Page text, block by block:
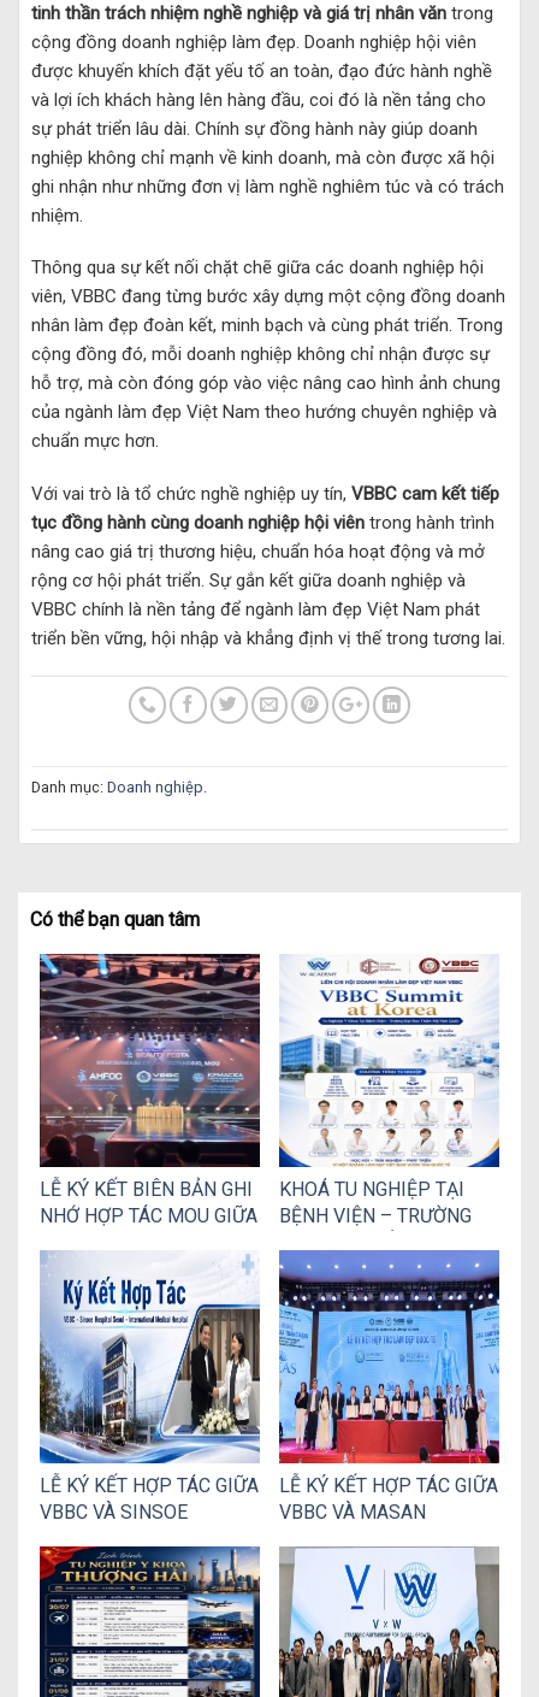
tinh thần trách nhiệm nghề nghiệp và giá trị nhân văn trong
cộng đồng doanh nghiệp làm đẹp. Doanh nghiệp hội viên
được khuyến khích đặt yếu tố an toàn, đạo đức hành nghề
và lợi ích khách hàng lên hàng đầu, coi đó là nền tảng cho
sự phát triển lâu dài. Chính sự đồng hành này giúp doanh
nghiệp không chỉ mạnh về kinh doanh, mà còn được xã hội
ghi nhận như những đơn vị làm nghề nghiêm túc và có trách
nhiệm.
Thông qua sự kết nối chặt chẽ giữa các doanh nghiệp hội
viên, VBBC đang từng bước xây dựng một cộng đồng doanh
nhân làm đẹp đoàn kết, minh bạch và cùng phát triển. Trong
cộng đồng đó, mỗi doanh nghiệp không chỉ nhận được sự
hỗ trợ, mà còn đóng góp vào việc nâng cao hình ảnh chung
của ngành làm đẹp Việt Nam theo hướng chuyên nghiệp và
chuẩn mực hơn.
Với vai trò là tổ chức nghề nghiệp uy tín, VBBC cam kết tiếp
tục đồng hành cùng doanh nghiệp hội viên trong hành trình
nâng cao giá trị thương hiệu, chuẩn hóa hoạt động và mở
rộng cơ hội phát triển. Sự gắn kết giữa doanh nghiệp và
VBBC chính là nền tảng để ngành làm đẹp Việt Nam phát
triển bền vững, hội nhập và khẳng định vị thế trong tương lai.
Danh mục: Doanh nghiệp
Có thể bạn quan tâm
LỄ KÝ KẾT BIÊN BẢN GHI
NHỚ HỢP TÁC MOU GIỮA
QUỐCk
KHOÁ TU NGHIỆP TẠI
BỆNH VIỆN – TRƯỜNG
QUỐC
LỄ KÝ KẾT HỢP TÁC GIỮA
VBBC VÀ SINSOE
INTERNATIONAL
MEDICAL HOSPITAL TẠI
HÀN QUỐC
LỄ KÝ KẾT HỢP TÁC GIỮA
VBBC VÀ MASAN
QUỐC: MỞ RỘNG CƠ HỘI
ĐÀO TẠO VÀ PHÁT TRIỂN
NGUỒN NHÂN LỰC
NGÀNH THẨM MỸ